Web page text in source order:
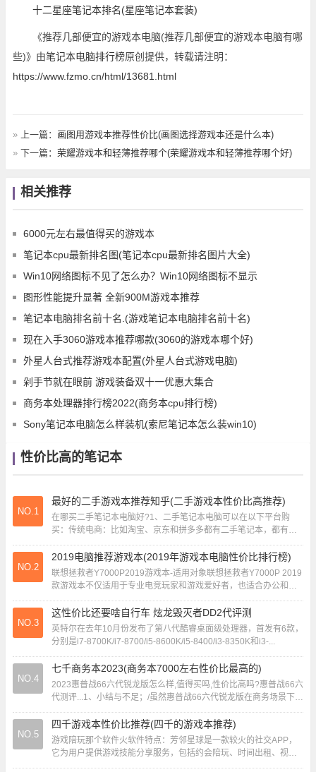
十二星座笔记本排名(星座笔记本套装)
《推荐几部便宜的游戏本电脑(推荐几部便宜的游戏本电脑有哪
些)》由笔记本电脑排行榜原创提供，转载请注明：
https://www.fzmo.cn/html/13681.html
» 上一篇： 画图用游戏本推荐性价比(画图选择游戏本还是什么本)
» 下一篇： 荣耀游戏本和轻薄推荐哪个(荣耀游戏本和轻薄推荐哪个好)
相关推荐
6000元左右最值得买的游戏本
笔记本cpu最新排名图(笔记本cpu最新排名图片大全)
Win10网络图标不见了怎么办？Win10网络图标不显示
图形性能提升显著 全新900M游戏本推荐
笔记本电脑排名前十名.(游戏笔记本电脑排名前十名)
现在入手3060游戏本推荐哪款(3060的游戏本哪个好)
外星人台式推荐游戏本配置(外星人台式游戏电脑)
剁手节就在眼前 游戏装备双十一优惠大集合
商务本处理器排行榜2022(商务本cpu排行榜)
Sony笔记本电脑怎么样装机(索尼笔记本怎么装win10)
性价比高的笔记本
NO.1
最好的二手游戏本推荐知乎(二手游戏本性价比高推荐)
在哪买二手笔记本电脑好?1、二手笔记本电脑可以在以下平台购
买：传统电商：比如淘宝、京东和拼多多都有二手笔记本，都有一
定的售后保障，但建议选择淘宝购买，因为京东的...
NO.2
2019电脑推荐游戏本(2019年游戏本电脑性价比排行榜)
联想拯救者Y7000P2019游戏本-适用对象联想拯救者Y7000P 2019
款游戏本不仅适用于专业电竞玩家和游戏爱好者，也适合办公和娱
乐使用。屏幕清晰明亮，长...
NO.3
这性价比还要啥自行车 炫龙毁灭者DD2代评测
英特尔在去年10月份发布了第八代酷睿桌面级处理器，首发有6款，
分别是i7-8700K/i7-8700/i5-8600K/i5-8400/i3-8350K和i3-...
NO.4
七千商务本2023(商务本7000左右性价比最高的)
2023惠普战66六代锐龙版怎么样,值得买吗,性价比高吗?惠普战66六
代测评...1、小结与不足；/虽然惠普战66六代锐龙版在商务场景下表
现出色，但19mm的厚...
NO.5
四千游戏本性价比推荐(四千的游戏本推荐)
游戏陪玩那个软件火软件特点：芳邻星球是一款较火的社交APP，
它为用户提供游戏技能分享服务，包括约会陪玩、时间出租、视频
聊天、兴趣交友、礼物打赏等功能。在游戏方面...